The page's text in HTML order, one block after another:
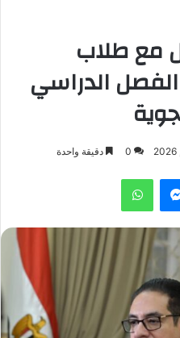
مع طلاب
الدراسي
0 دقيقة واحدة
ماسنجر واتساب